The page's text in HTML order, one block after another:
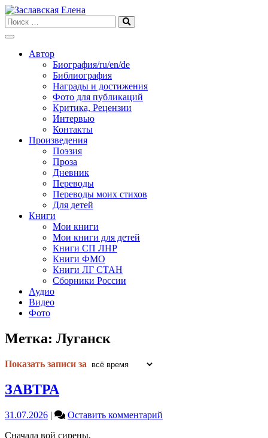
Skip
to
content
Автор
Биография/ru/en/de
Библиография
Награды и достижения
Фото для публикаций
Критика, Рецензии
Интервью
Контакты
Произведения
Поэзия
Проза
Дневник
Переводы
Переводы моих стихов
Для детей
Книги
Мои книги
Мои книги для детей
Книги СП ЛНР
Книги ФМО
Книги ЛГ СТАН
Сборники России
Аудио
Видео
Фото
Метка: Луганск
Показать записи за
ЗАВТРА
31.07.2026 | Оставить комментарий
Сначала вой сирены,